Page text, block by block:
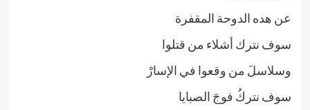
عن هده الدوحة المقفرة
سوف نترك أشلاء من قتلوا
وسلاسلَ من وقعوا في الإسارْ
سوف نتركُ فوجَ الصبايا